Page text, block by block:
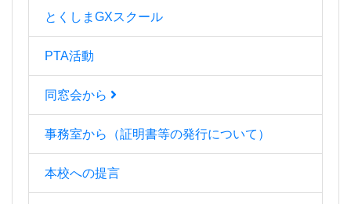
とくしまGXスクール
PTA活動
同窓会から
事務室から（証明書等の発行について）
本校への提言